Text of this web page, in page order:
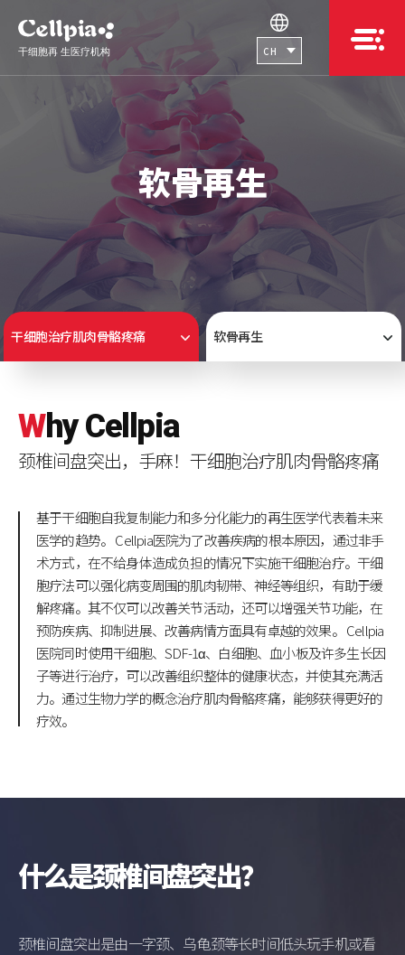
CH
软骨再生
干细胞治疗肌肉骨骼疼痛 软骨再生
WhyCellpia
颈椎间盘突出，手麻！干细胞治疗肌肉骨骼疼痛
基于干细胞自我复制能力和多分化能力的再生医学代表着未来
医学的趋势。 Cellpia医院为了改善疾病的根本原因，通过非手
术方式，在不给身体造成负担的情况下实施干细胞治疗。干细
胞疗法可以强化病变周围的肌肉韧带、神经等组织，有助于缓
解疼痛。其不仅可以改善关节活动，还可以增强关节功能，在
预防疾病、抑制进展、改善病情方面具有卓越的效果。 Cellpia
医院同时使用干细胞、SDF-1α、白细胞、血小板及许多生长因
子等进行治疗，可以改善组织整体的健康状态，并使其充满活
力。通过生物力学的概念治疗肌肉骨骼疼痛，能够获得更好的
疗效。
什么是颈椎间盘突出？
颈椎间盘突出是由一字颈、乌龟颈等长时间低头玩手机或看